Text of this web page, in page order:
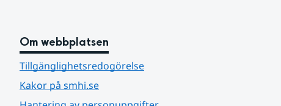
Om webbplatsen
Tillgänglighetsredogörelse
Kakor på smhi.se